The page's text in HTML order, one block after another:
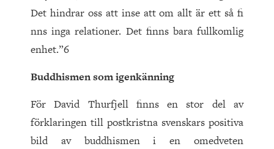
Det hindrar oss att inse att om allt är ett så fi
nns inga relationer. Det finns bara fullkomlig
enhet.”6
Buddhismen som igenkänning
För David Thurfjell finns en stor del av
förklaringen till postkristna svenskars positiva
bild av buddhismen i en omedveten